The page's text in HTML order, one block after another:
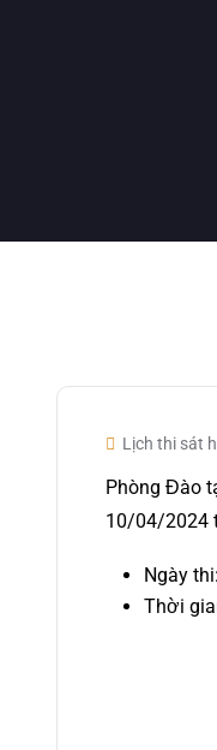
Lịch thi sát
Phòng Đào
10/04/2024
Ngày
Thời